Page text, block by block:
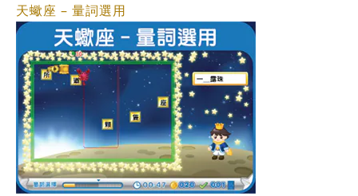
天蠍座 – 量詞選用